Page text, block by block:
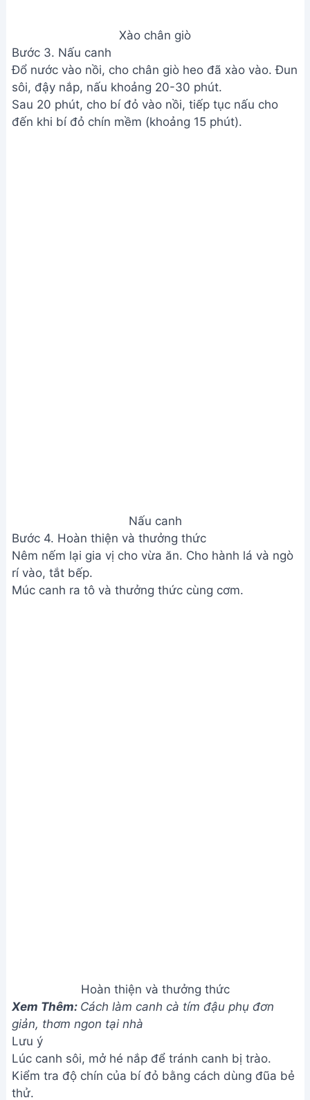
Xào chân giò
Bước 3. Nấu canh
Đổ nước vào nồi, cho chân giò heo đã xào vào. Đun
sôi, đậy nắp, nấu khoảng 20-30 phút.
Sau 20 phút, cho bí đỏ vào nồi, tiếp tục nấu cho
đến khi bí đỏ chín mềm (khoảng 15 phút).
Nấu canh
Bước 4. Hoàn thiện và thưởng thức
Nêm nếm lại gia vị cho vừa ăn. Cho hành lá và ngò
rí vào, tắt bếp.
Múc canh ra tô và thưởng thức cùng cơm.
Hoàn thiện và thưởng thức
Xem Thêm: Cách làm canh cà tím đậu phụ đơn
giản, thơm ngon tại nhà
Lưu ý
Lúc canh sôi, mở hé nắp để tránh canh bị trào.
Kiểm tra độ chín của bí đỏ bằng cách dùng đũa bẻ
thử.